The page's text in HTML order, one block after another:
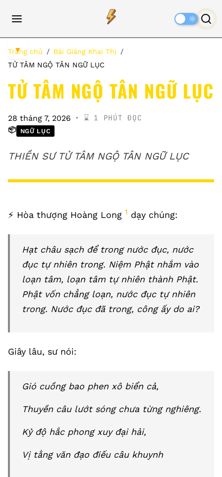
Trang chủ
Bài Giảng Khai Thị
TỬ TÂM NGỘ TÂN NGỮ LỤC
TỬ TÂM NGỘ TÂN NGỮ LỤC
28 tháng 7, 2026 ⌛️ 1 PHÚT ĐỌC
📦 NGỮ LỤC
THIỀN SƯ TỬ TÂM NGỘ TÂN NGỮ LỤC
⚡️ Hòa thượng Hoàng Long 1 dạy chúng:
Hạt châu sạch để trong nước đục, nước
đục tự nhiên trong. Niệm Phật nhắm vào
loạn tâm, loạn tâm tự nhiên thành Phật.
Phật vốn chẳng loạn, nước đục tự nhiên
trong. Nước đục đã trong, công ấy do ai?
Giây lâu, sư nói:
Gió cuồng bao phen xô biển cả,
Thuyền câu lướt sóng chưa từng nghiêng.
Kỷ độ hắc phong xuy đại hải,
Vị tằng văn đạo điếu câu khuynh
▼